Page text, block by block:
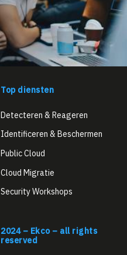
Top diensten
Detecteren & Reageren
Identificeren & Beschermen
Public Cloud
Cloud Migratie
Security Workshops
2024 – Ekco – all rights
reserved